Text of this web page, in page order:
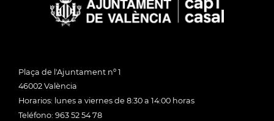
Plaça de l'Ajuntament nº 1
46002 València
Horarios: lunes a viernes de 8:30 a 14:00 horas
Teléfono: 963 52 54 78